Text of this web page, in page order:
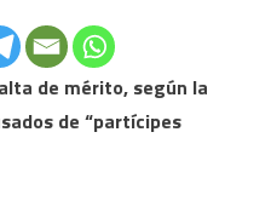
de mérito, según la
de “partícipes